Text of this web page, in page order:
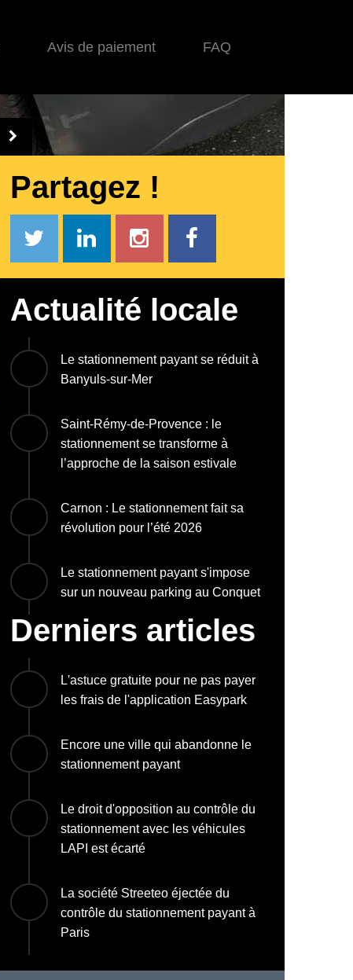
Avis de paiement FAQ
Partagez !
Actualité locale
Le stationnement payant se réduit à
Banyuls-sur-Mer
Saint-Rémy-de-Provence : le
stationnement se transforme à
l’approche de la saison estivale
Carnon : Le stationnement fait sa
révolution pour l’été 2026
Le stationnement payant s'impose
sur un nouveau parking au Conquet
Derniers articles
L'astuce gratuite pour ne pas payer
les frais de l'application Easypark
Encore une ville qui abandonne le
stationnement payant
Le droit d'opposition au contrôle du
stationnement avec les véhicules
LAPI est écarté
La société Streeteo éjectée du
contrôle du stationnement payant à
Paris